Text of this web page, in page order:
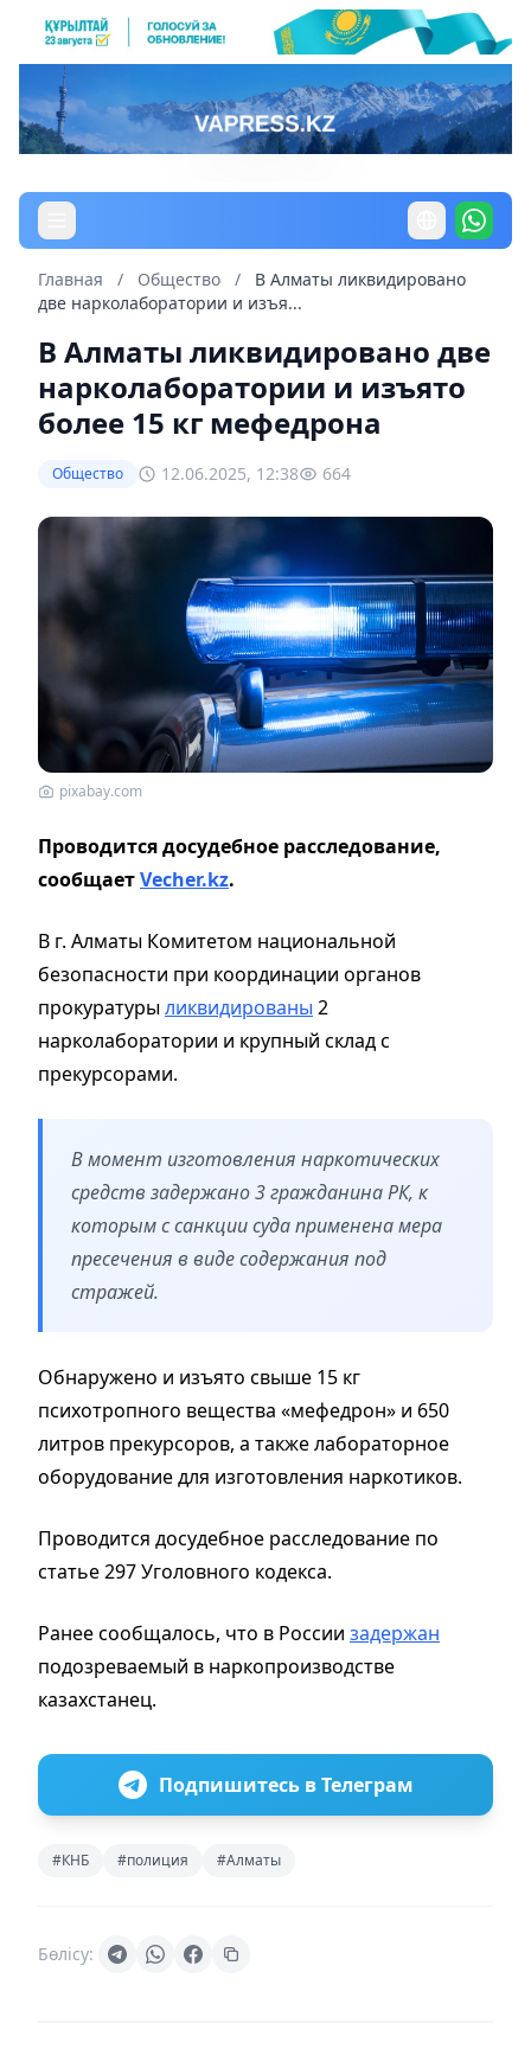
Главная / Общество /
В Алматы ликвидировано
две нарколаборатории и изъя...
В Алматы ликвидировано две
нарколаборатории и изъято
более 15 кг мефедрона
Общество 12.06.2025, 12:38 664
pixabay.com
Проводится досудебное расследование,
сообщаетVecher.kz.
В г. Алматы Комитетом национальной
безопасности при координации органов
прокуратурыликвидированы 2
нарколаборатории и крупный склад с
прекурсорами.
В момент изготовления наркотических
средств задержано 3 гражданина РК, к
которым с санкции суда применена мера
пресечения в виде содержания под
стражей.
Обнаружено и изъято свыше 15 кг
психотропного вещества «мефедрон» и 650
литров прекурсоров, а также лабораторное
оборудование для изготовления наркотиков.
Проводится досудебное расследование по
статье 297 Уголовного кодекса.
Ранее сообщалось, что в России задержан
подозреваемый в наркопроизводстве
казахстанец.
Подпишитесь в Телеграм
#КНБ #полиция #Алматы
Бөлісу: